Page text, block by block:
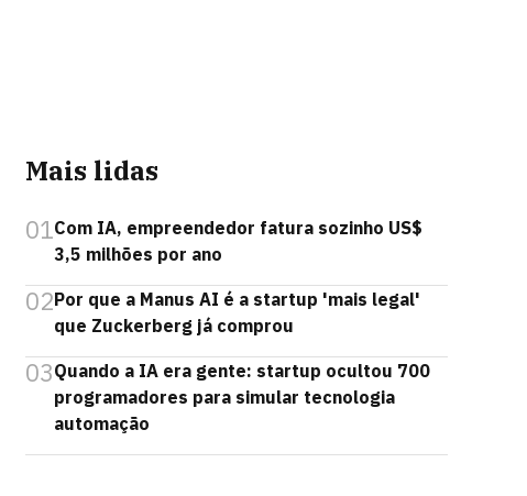
Mais lidas
01Com IA, empreendedor fatura sozinho US$
3,5 milhões por ano
02Por que a Manus AI é a startup 'mais legal'
que Zuckerberg já comprou
03Quando a IA era gente: startup ocultou 700
programadores para simular tecnologia
automação